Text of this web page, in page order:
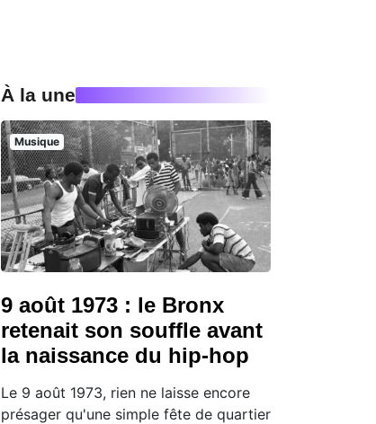
À la une
Musique
9 août 1973 : le Bronx
retenait son souffle avant
la naissance du hip-hop
Le 9 août 1973, rien ne laisse encore
présager qu'une simple fête de quartier